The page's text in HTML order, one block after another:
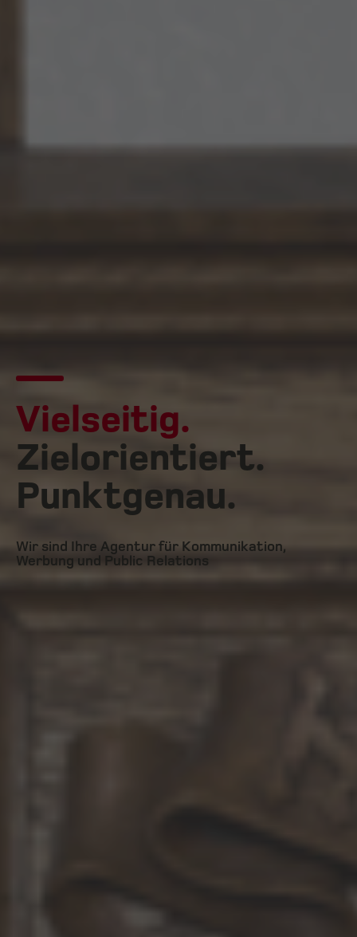
Vielseitig.
Zielorientiert.
Punktgenau.
Wir sind Ihre Agentur für Kommunikation,
Werbung und Public Relations